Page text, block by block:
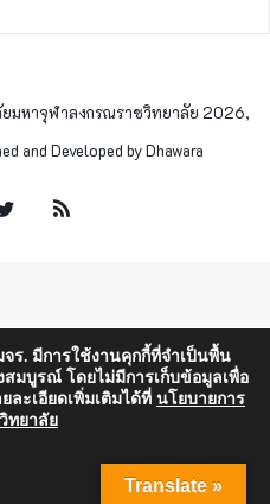
ยมหาจุฬาลงกรณราชวิทยาลัย 2026,
and Developed by Dhawara
Twitter
Translate »
ร. มีการใช้งานคุกกี้ที่จำเป็นพื้น
สมบูรณ์ โดยไม่มีการเก็บข้อมูลเพื่อ
ะเอียดเพิ่มเติมได้ที่ นโยบายการ
ทยาลัย